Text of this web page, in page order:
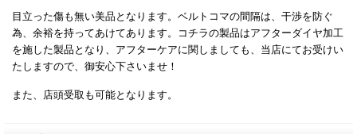
目立った傷も無い美品となります。ベルトコマの間隔は、干渉を防ぐ
為、余裕を持ってあけてあります。コチラの製品はアフターダイヤ加工
を施した製品となり、アフターケアに関しましても、当店にてお受けい
たしますので、御安心下さいませ！
また、店頭受取も可能となります。